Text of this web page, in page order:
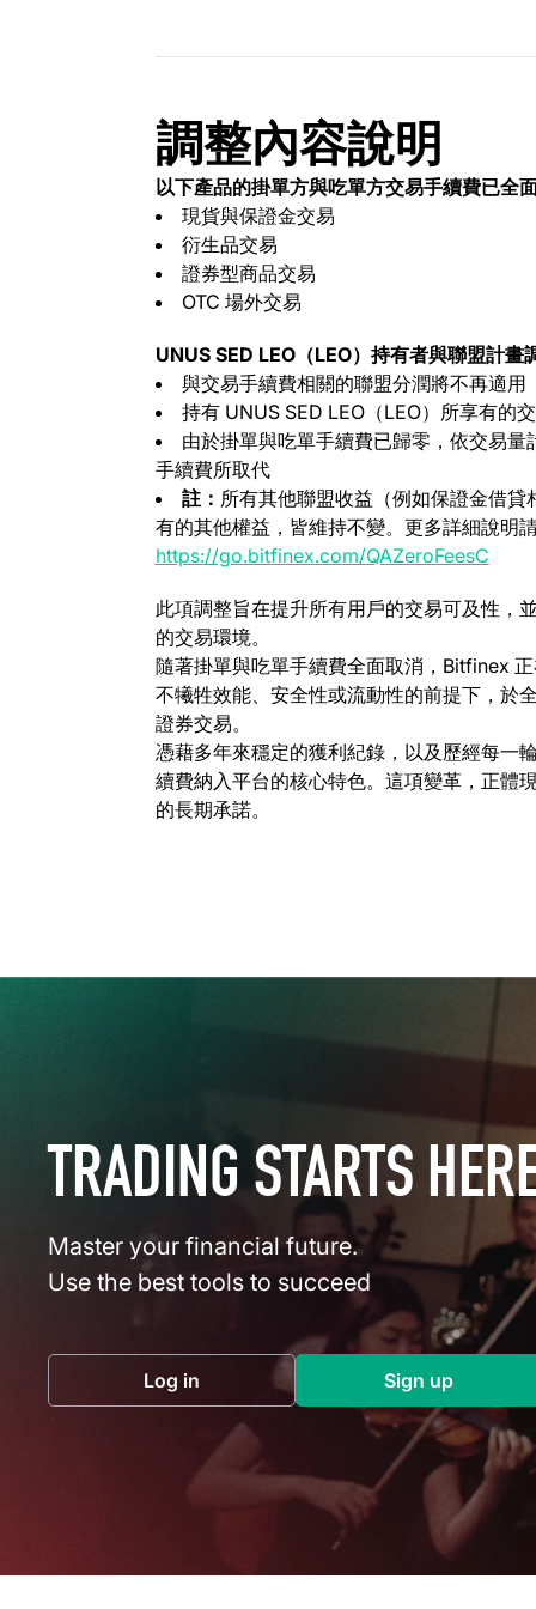
調整內容說明
以下產品的掛單方與吃單方交易手續費已全
現貨與保證金交易
衍生品交易
證券型商品交易
OTC 場外交易
UNUS SED LEO（LEO）持有者與聯盟計畫
與交易手續費相關的聯盟分潤將不再適用
持有 UNUS SED LEO（LEO）所享有的
由於掛單與吃單手續費已歸零，依交易
手續費所取代
註： 所有其他聯盟收益（例如保證金借
有的其他權益，皆維持不變。更多詳細說明
https://go.bitfinex.com/QAZeroFeesC
此項調整旨在提升所有用戶的交易可及性，
的交易環境。
隨著掛單與吃單手續費全面取消，Bitfinex
不犧牲效能、安全性或流動性的前提下，於
證券交易。
憑藉多年來穩定的獲利紀錄，以及歷經每一
續費納入平台的核心特色。這項變革，正體
的長期承諾。
TRADING STARTS
Master your financial future.
Use the best tools to succeed
Log in(opens in a new tab) Sign up(opens in a